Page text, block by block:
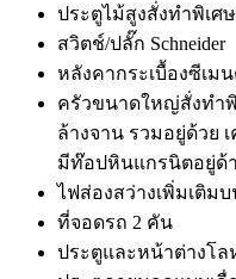
ประตูไม้สูงสั่งทำพิเศษ
สวิตช์/ปลั๊ก Schneider
หลังคากระเบื้องซีเม
ครัวขนาดใหญ่สั่งทำพิ
ล้างจาน รวมอยู่ด้วย
มีท๊อปหินแกรนิตอยู่ด้
ไฟส่องสว่างเพิ่มเติมบ
ที่จอดรถ 2 คัน
ประตูและหน้าต่างโ